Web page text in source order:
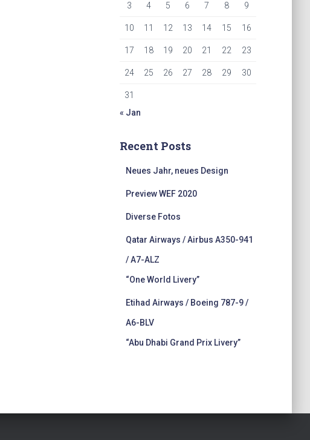
3 4 5 6 7 8 9
10 11 12 13 14 15 16
17 18 19 20 21 22 23
24 25 26 27 28 29 30
31
« Jan
Recent Posts
Neues Jahr, neues Design
Preview WEF 2020
Diverse Fotos
Qatar Airways / Airbus A350-941
/ A7-ALZ
“One World Livery”
Etihad Airways / Boeing 787-9 /
A6-BLV
“Abu Dhabi Grand Prix Livery”